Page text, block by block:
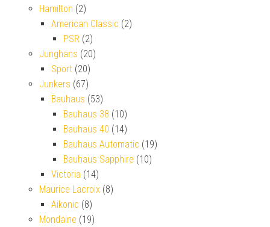
Hamilton (2)
American Classic (2)
PSR (2)
Junghans (20)
Sport (20)
Junkers (67)
Bauhaus (53)
Bauhaus 38 (10)
Bauhaus 40 (14)
Bauhaus Automatic (19)
Bauhaus Sapphire (10)
Victoria (14)
Maurice Lacroix (8)
Aikonic (8)
Mondaine (19)